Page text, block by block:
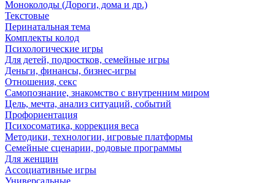
Моноколоды (Дороги, дома и др.)
Текстовые
Перинатальная тема
Комплекты колод
Психологические игры
Для детей, подростков, семейные игры
Деньги, финансы, бизнес-игры
Отношения, секс
Самопознание, знакомство с внутренним миром
Цель, мечта, анализ ситуаций, событий
Профориентация
Психосоматика, коррекция веса
Методики, технологии, игровые платформы
Семейные сценарии, родовые программы
Для женщин
Ассоциативные игры
Универсальные